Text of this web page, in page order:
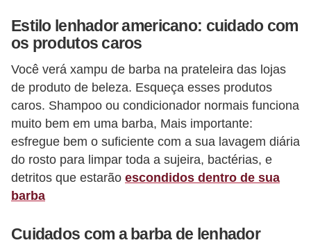
Estilo lenhador americano: cuidado com
os produtos caros
Você verá xampu de barba na prateleira das lojas
de produto de beleza. Esqueça esses produtos
caros. Shampoo ou condicionador normais funciona
muito bem em uma barba, Mais importante:
esfregue bem o suficiente com a sua lavagem diária
do rosto para limpar toda a sujeira, bactérias, e
detritos que estarão escondidos dentro de sua
barba
Cuidados com a barba de lenhador